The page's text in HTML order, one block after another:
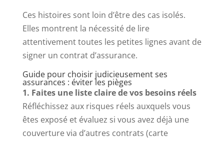
Ces histoires sont loin d’être des cas isolés.
Elles montrent la nécessité de lire
attentivement toutes les petites lignes avant de
signer un contrat d’assurance.
Guide pour choisir judicieusement ses
assurances : éviter les pièges
1. Faites une liste claire de vos besoins réels
Réfléchissez aux risques réels auxquels vous
êtes exposé et évaluez si vous avez déjà une
couverture via d’autres contrats (carte